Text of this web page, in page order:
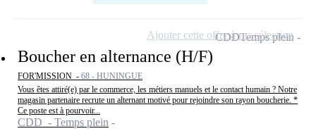
Boucher en alternance (H/F)
FOR'MISSION - 68 - HUNINGUE
Vous êtes attiré(e) par le commerce, les métiers manuels et le contact humain ? Notre
magasin partenaire recrute un alternant motivé pour rejoindre son rayon boucherie. *
Ce poste est à pourvoir...
CDD - Temps plein
CDDTemps plein
Ajouter cette offre à ma sélection